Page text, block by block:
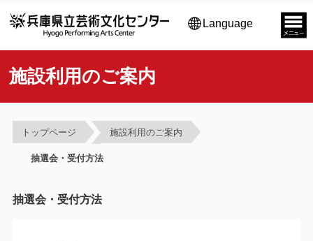
Language
施設利用のご案内
トップページ 施設利用のご案内
抽選会・受付方法
抽選会・受付方法